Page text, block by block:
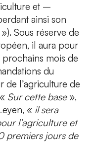
et –
ainsi son
Sous réserve de
il aura pour
mois de
du
de l’agriculture de
Sur cette base»,
« il sera
l’agriculture et
premiers jours de